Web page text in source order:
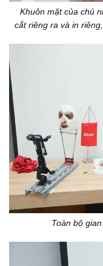
Khuôn mặt của chủ
cắt riêng ra và in
Toàn bộ